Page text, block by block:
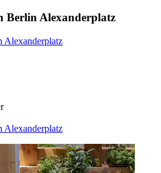
Berlin Alexanderplatz
Alexanderplatz
Alexanderplatz